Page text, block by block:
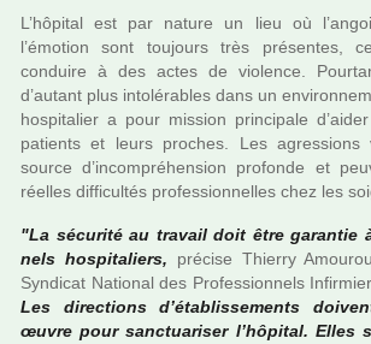
L’hôpi­tal est par nature un lieu où
l’émotion sont tou­jours très pré­sen­tes,
conduire à des actes de vio­lence.
d’autant plus into­lé­ra­bles dans un
hos­pi­ta­lier a pour mis­sion prin­ci­pale
patients et leurs pro­ches. Les agres­sions
source d’incom­pré­hen­sion pro­fonde et
réel­les dif­fi­cultés pro­fes­sion­nel­les chez les
"La sécu­rité au tra­vail doit être garan­tie
nels hos­pi­ta­liers,
pré­cise Thierry
Syndicat National des Professionnels
Les direc­tions d’établissements
œuvre pour sanc­tua­ri­ser l’hôpi­tal. Elles